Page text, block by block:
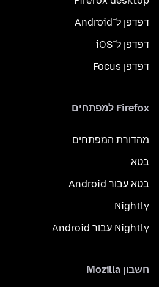
דפדפן ל־Android
דפדפן ל־iOS
דפדפן Focus
Firefox למפתחים
מהדורת המפתחים
בטא
בטא עבור Android
Nightly
Nightly עבור Android
חשבון Mozilla